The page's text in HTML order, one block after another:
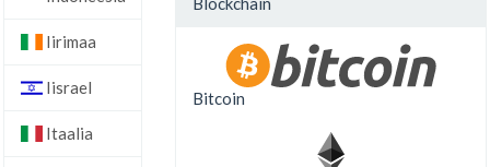
Iirimaa
Iisrael
Itaalia
Bitcoin